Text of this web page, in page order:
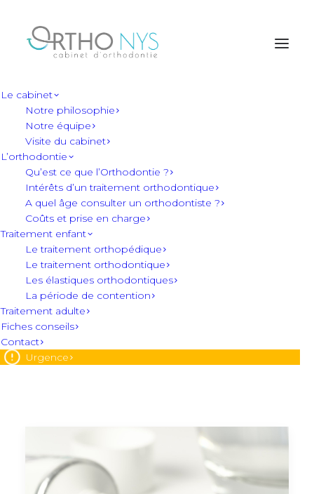
Le cabinet
Notre philosophie
Notre équipe
Visite du cabinet
L’orthodontie
Qu’est ce que l’Orthodontie ?
Intérêts d’un traitement orthodontique
A quel âge consulter un orthodontiste ?
Coûts et prise en charge
Traitement enfant
Le traitement orthopédique
Le traitement orthodontique
Les élastiques orthodontiques
La période de contention
Traitement adulte
Fiches conseils
Contact
Urgence
stnazorthoadmin